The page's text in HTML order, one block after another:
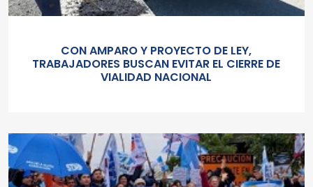
CON AMPARO Y PROYECTO DE LEY,
TRABAJADORES BUSCAN EVITAR EL CIERRE DE
VIALIDAD NACIONAL